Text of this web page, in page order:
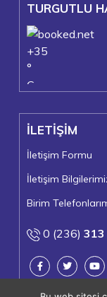
TURGUTLU
+35
°
C
+24°
Turgutlu
Perşembe, 06
İLETİŞİM
İletişim Formu
İletişim
Birim
0 (236) 313